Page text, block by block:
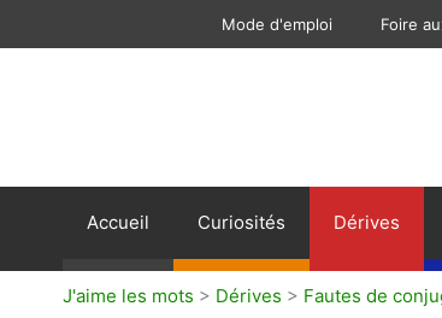
Mode d'emploi Foire
Accueil Curiosités Dérives
J'aime les mots > Dérives > Fautes de